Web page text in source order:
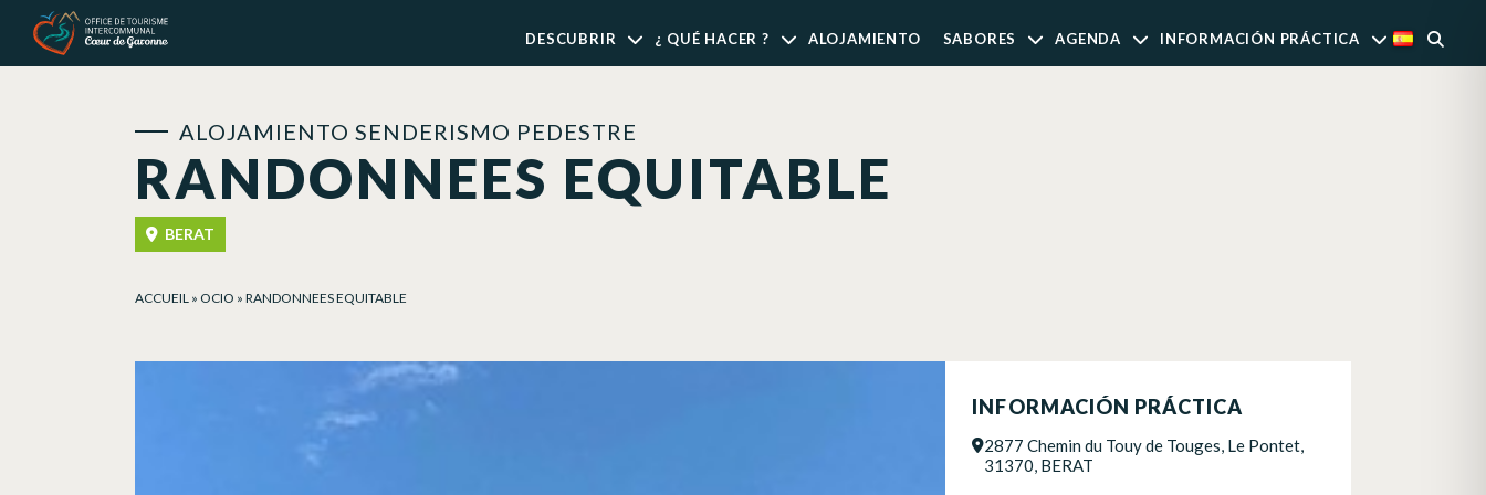
DESCUBRIR ¿ QUÉ HACER ? ALOJAMIENTO SABORES AGENDA INFORMACIÓN PRÁCTICA
RANDONNEES EQUITABLE
ALOJAMIENTO SENDERISMO PEDESTRE
BERAT
ACCUEIL » OCIO » RANDONNEES EQUITABLE
INFORMACIÓN PRÁCTICA
2877 Chemin du Touy de Touges, Le Pontet,
31370, BERAT
Panel de gestión de cookies